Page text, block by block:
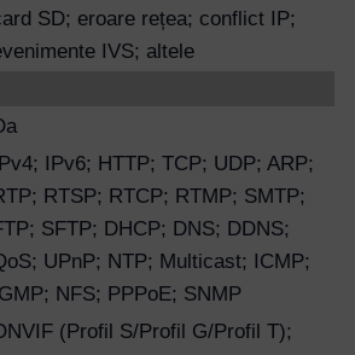
SD; eroare rețea; conflict IP;
IVS; altele
IPv4; IPv6; HTTP; TCP; UDP; ARP;
RTSP; RTCP; RTMP; SMTP;
SFTP; DHCP; DNS; DDNS;
UPnP; NTP; Multicast; ICMP;
IGMP; NFS; PPPoE; SNMP
(Profil S/Profil G/Profil T);